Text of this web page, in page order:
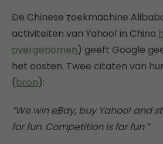
De Chinese zoekmachine
activiteiten van Yahoo! in China
overgenomen) geeft Google
het oosten. Twee citaten van
(bron):
“We win eBay, buy Yahoo! and
for fun. Competition is for fun.”